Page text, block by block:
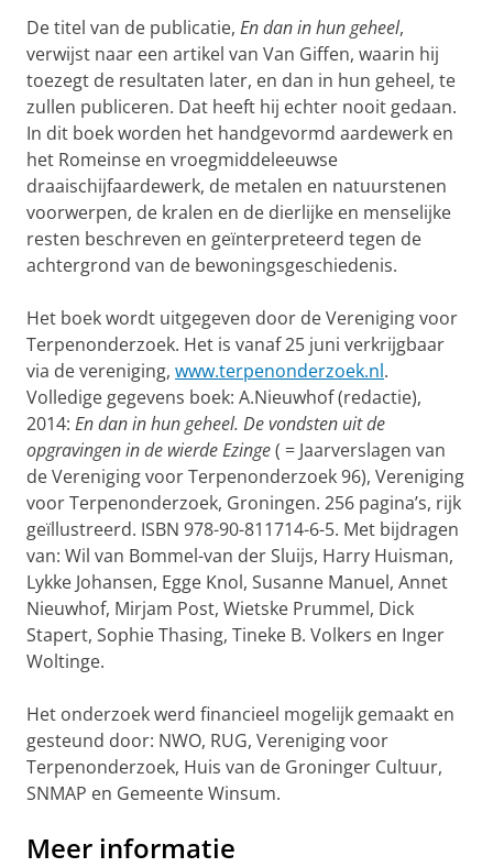
De titel van de publicatie, En dan in hun geheel,
verwijst naar een artikel van Van Giffen, waarin hij
toezegt de resultaten later, en dan in hun geheel, te
zullen publiceren. Dat heeft hij echter nooit gedaan.
In dit boek worden het handgevormd aardewerk en
het Romeinse en vroegmiddeleeuwse
draaischijfaardewerk, de metalen en natuurstenen
voorwerpen, de kralen en de dierlijke en menselijke
resten beschreven en geïnterpreteerd tegen de
achtergrond van de bewoningsgeschiedenis.
Het boek wordt uitgegeven door de Vereniging voor
Terpenonderzoek. Het is vanaf 25 juni verkrijgbaar
via de vereniging, www.terpenonderzoek.nl.
Volledige gegevens boek: A.Nieuwhof (redactie),
2014: En dan in hun geheel. De vondsten uit de
opgravingen in de wierde Ezinge( = Jaarverslagen van
de Vereniging voor Terpenonderzoek 96), Vereniging
voor Terpenonderzoek, Groningen. 256 pagina’s, rijk
geïllustreerd. ISBN 978-90-811714-6-5. Met bijdragen
van: Wil van Bommel-van der Sluijs, Harry Huisman,
Lykke Johansen, Egge Knol, Susanne Manuel, Annet
Nieuwhof, Mirjam Post, Wietske Prummel, Dick
Stapert, Sophie Thasing, Tineke B. Volkers en Inger
Woltinge.
Het onderzoek werd financieel mogelijk gemaakt en
gesteund door: NWO, RUG, Vereniging voor
Terpenonderzoek, Huis van de Groninger Cultuur,
SNMAP en Gemeente Winsum.
Meer informatie